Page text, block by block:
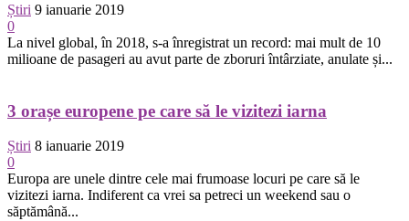
Știri 9 ianuarie 2019
0
La nivel global, în 2018, s-a înregistrat un record: mai mult de 10
milioane de pasageri au avut parte de zboruri întârziate, anulate și...
3 orașe europene pe care să le vizitezi iarna
Știri 8 ianuarie 2019
0
Europa are unele dintre cele mai frumoase locuri pe care să le
vizitezi iarna. Indiferent ca vrei sa petreci un weekend sau o
săptămână...